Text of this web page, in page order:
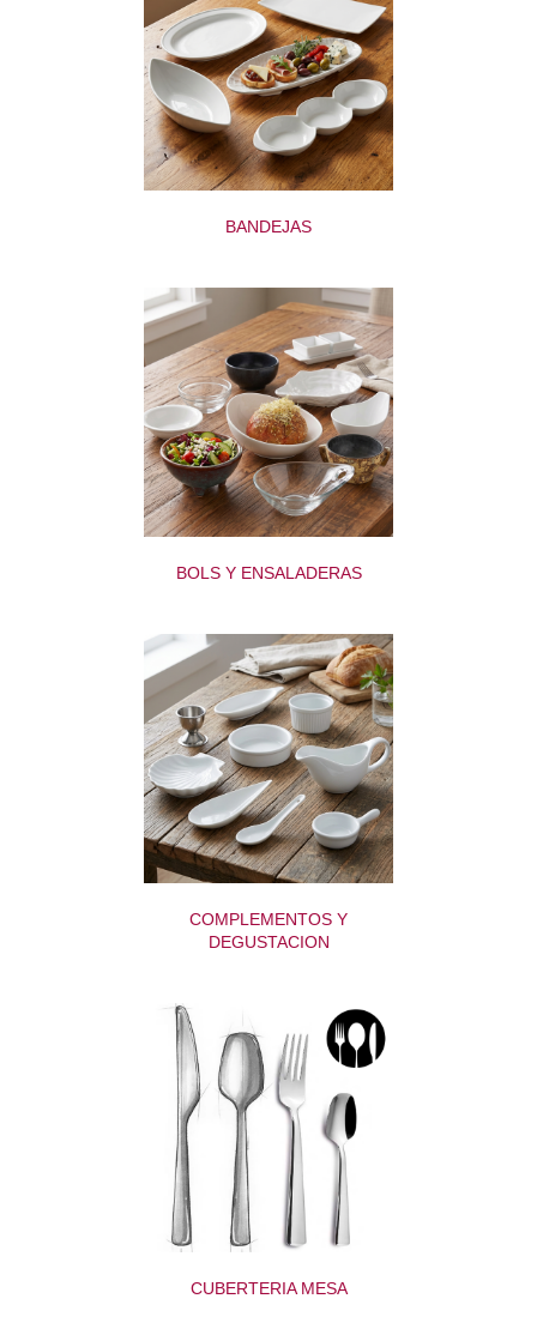
BANDEJAS
BOLS Y ENSALADERAS
COMPLEMENTOS Y
DEGUSTACION
CUBERTERIA MESA